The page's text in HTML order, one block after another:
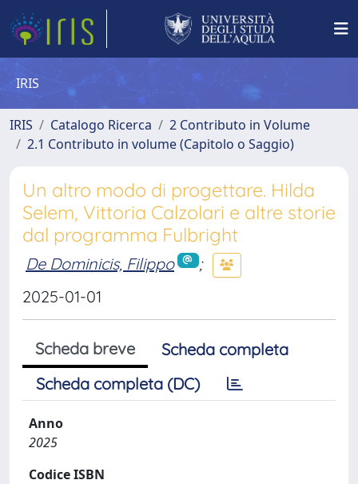
IRIS
IRIS Catalogo Ricerca
2 Contributo in Volume
2.1 Contributo in volume (Capitolo o Saggio)
Un altro modo di progettare. Hilda
Selem, Vittoria Calzolari e altre storie
dal programma Fulbright
De Dominicis, Filippo
;
2025-01-01
Scheda breve
Scheda completa
Scheda completa (DC)
Anno
2025
Codice ISBN